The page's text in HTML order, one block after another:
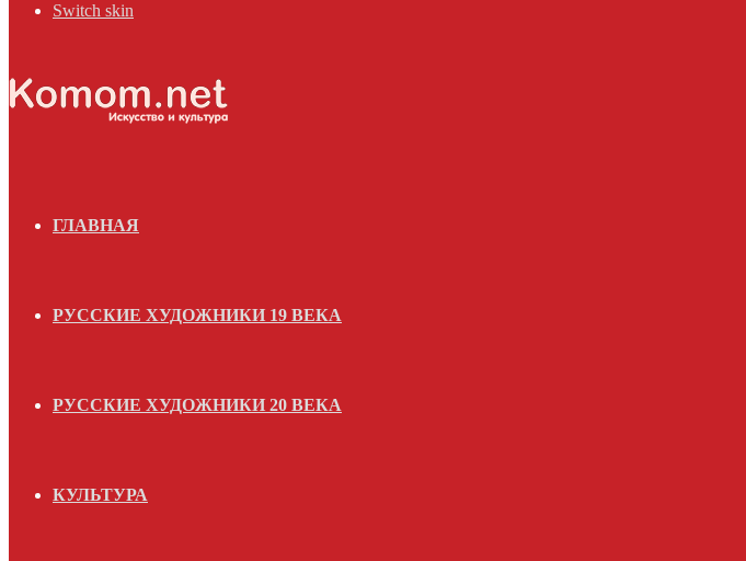
Switch skin
ГЛАВНАЯ
РУССКИЕ ХУДОЖНИКИ 19 ВЕКА
РУССКИЕ ХУДОЖНИКИ 20 ВЕКА
КУЛЬТУРА